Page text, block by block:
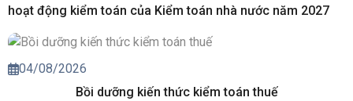
hoạt động kiểm toán của Kiểm toán nhà nước năm 2027
04/08/2026
Bồi dưỡng kiến thức kiểm toán thuế